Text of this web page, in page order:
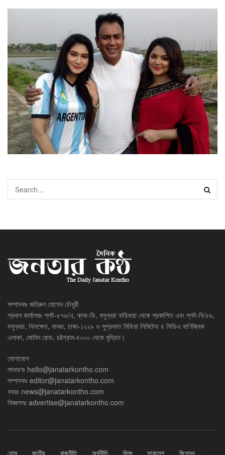
সম্পাদকঃ জহিরুল হোসেন চৌধুরী
প্রধান কার্যালয়ঃ প্লট-৫৭৬/এ, ব্লক-ডি, বসুন্ধরা বারিধারা থেকে প্রকাশিত এবং প্লট-বি/৫৬,
বসুন্ধরা, খিলক্ষেত, বাড্ডা, ঢাকা-১২২৯ ও সুপ্রভাত মিডিয়া লিমিটেড ৪ সিডিএ বাণিজ্যিক
এলাকা, মোমিন রোড, চট্টগ্রাম-৪০০০ থেকে মুদ্রিত।
যোগাযোগ
সাধারণঃ hello@janatarkontho.com
সম্পাদকঃ editor@janatarkontho.com
খবরঃ news@janatarkontho.com
বিজ্ঞাপনঃ advertise@janatarkontho.com
হোম জাতীয় রাজনীতি অর্থনীতি বিশ্ব সারাদেশ বিনোদন